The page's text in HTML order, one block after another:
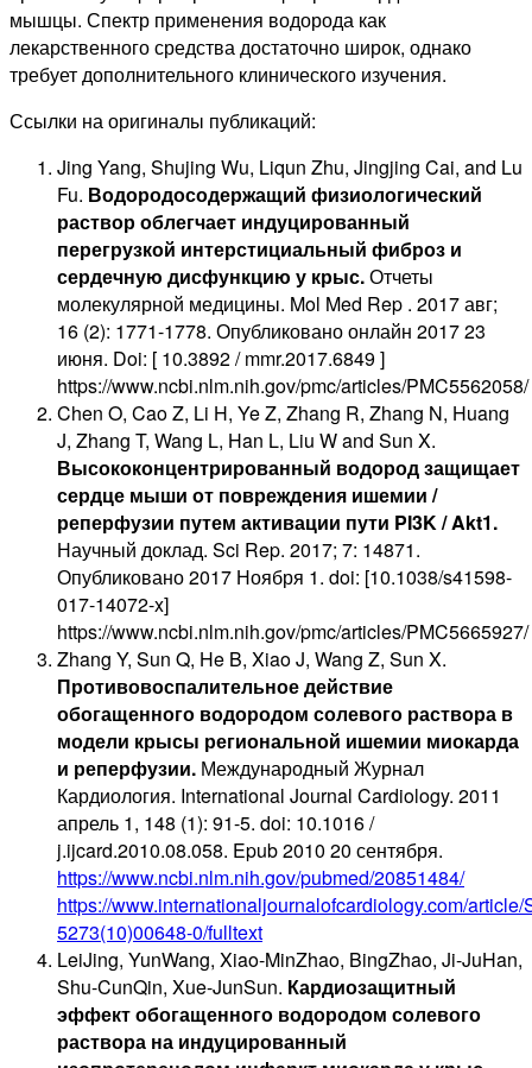
мышцы. Спектр применения водорода как
лекарственного средства достаточно широк, однако
требует дополнительного клинического изучения.
Ссылки на оригиналы публикаций:
Jing Yang, Shujing Wu, Liqun Zhu, Jingjing Cai, and Lu
Fu. Водородосодержащий физиологический
раствор облегчает индуцированный
перегрузкой интерстициальный фиброз и
сердечную дисфункцию у крыс.Отчеты
молекулярной медицины. Mol Med Rep . 2017 авг;
16 (2): 1771-1778. Опубликовано онлайн 2017 23
июня. Doi: [ 10.3892 / mmr.2017.6849 ]
https://www.ncbi.nlm.nih.gov/pmc/articles/PMC5562058/
Chen O, Cao Z, Li H, Ye Z, Zhang R, Zhang N, Huang
J, Zhang T, Wang L, Han L, Liu W and Sun X.
Высококонцентрированный водород защищает
сердце мыши от повреждения ишемии /
реперфузии путем активации пути PI3K / Akt1.
Научный доклад. Sci Rep. 2017; 7: 14871.
Опубликовано 2017 Ноября 1. doi: [10.1038/s41598-
017-14072-x]
https://www.ncbi.nlm.nih.gov/pmc/articles/PMC5665927/
Zhang Y, Sun Q, He B, Xiao J, Wang Z, Sun X.
Противовоспалительное действие
обогащенного водородом солевого раствора в
модели крысы региональной ишемии миокарда
и реперфузии. Международный Журнал
Кардиология. International Journal Cardiology. 2011
апрель 1, 148 (1): 91-5. doi: 10.1016 /
j.ijcard.2010.08.058. Epub 2010 20 сентября.
https://www.ncbi.nlm.nih.gov/pubmed/20851484/
https://www.internationaljournalofcardiology.com/article/
5273(10)00648-0/fulltext
LeiJing, YunWang, Xiao-MinZhao, BingZhao, Ji-JuHan,
Shu-CunQin, Xue-JunSun. Кардиозащитный
эффект обогащенного водородом солевого
раствора на индуцированный